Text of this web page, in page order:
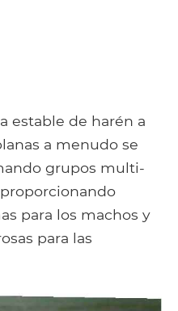
estable de harén a
a menudo se
grupos multi-
para los machos y
para las